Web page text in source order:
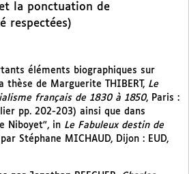
la ponctuation de
respectées)
éléments biographiques sur
thèse de Marguerite THIBERT, Le
français de 1830 à 1850, Paris :
pp. 202-203) ainsi que dans
Niboyet", in Le Fabuleux destin de
Stéphane MICHAUD, Dijon : EUD,